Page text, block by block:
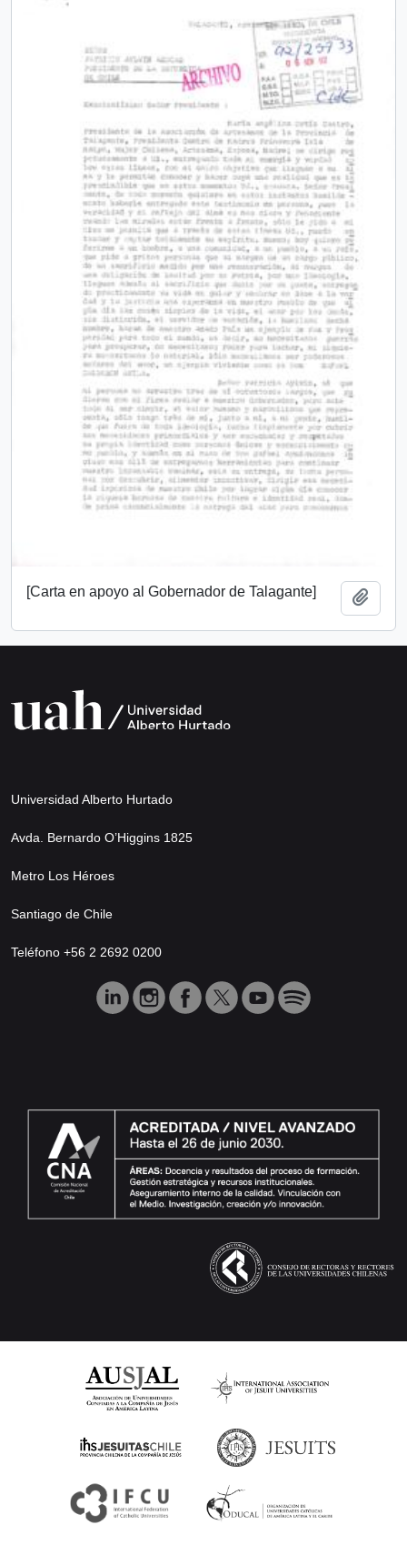
[Carta en apoyo al Gobernador de Talagante]
Universidad Alberto Hurtado
Avda. Bernardo O’Higgins 1825
Metro Los Héroes
Santiago de Chile
Teléfono +56 2 2692 0200